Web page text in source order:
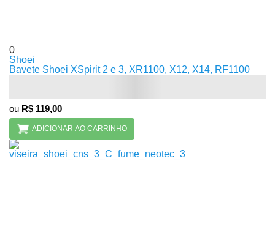
0
Shoei
Bavete Shoei XSpirit 2 e 3, XR1100, X12, X14, RF1100
ou R$ 119,00
ADICIONAR AO CARRINHO